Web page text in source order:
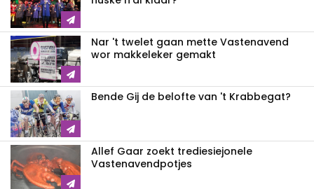
Nar 't twelet gaan mette Vastenavend
wor makkeleker gemakt
Bende Gij de belofte van 't Krabbegat?
Allef Gaar zoekt trediesiejonele
Vastenavendpotjes